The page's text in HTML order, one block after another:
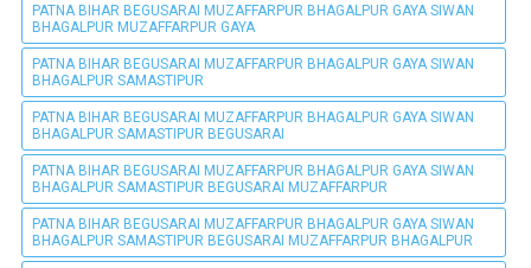
PATNA BIHAR BEGUSARAI MUZAFFARPUR BHAGALPUR GAYA SIWAN
BHAGALPUR MUZAFFARPUR GAYA
PATNA BIHAR BEGUSARAI MUZAFFARPUR BHAGALPUR GAYA SIWAN
BHAGALPUR SAMASTIPUR
PATNA BIHAR BEGUSARAI MUZAFFARPUR BHAGALPUR GAYA SIWAN
BHAGALPUR SAMASTIPUR BEGUSARAI
PATNA BIHAR BEGUSARAI MUZAFFARPUR BHAGALPUR GAYA SIWAN
BHAGALPUR SAMASTIPUR BEGUSARAI MUZAFFARPUR
PATNA BIHAR BEGUSARAI MUZAFFARPUR BHAGALPUR GAYA SIWAN
BHAGALPUR SAMASTIPUR BEGUSARAI MUZAFFARPUR BHAGALPUR